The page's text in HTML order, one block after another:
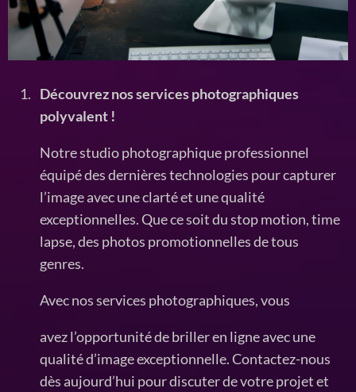
Découvrez nos services photographiques
polyvalent !
Notre studio photographique professionnel
équipé des dernières technologies pour capturer
l’image avec une clarté et une qualité
exceptionnelles. Que ce soit du stop motion, time
lapse, des photos promotionnelles de tous
genres.
Avec nos services photographiques, vous
avez l’opportunité de briller en ligne avec une
qualité d’image exceptionnelle. Contactez-nous
dès aujourd’hui pour discuter de votre projet et